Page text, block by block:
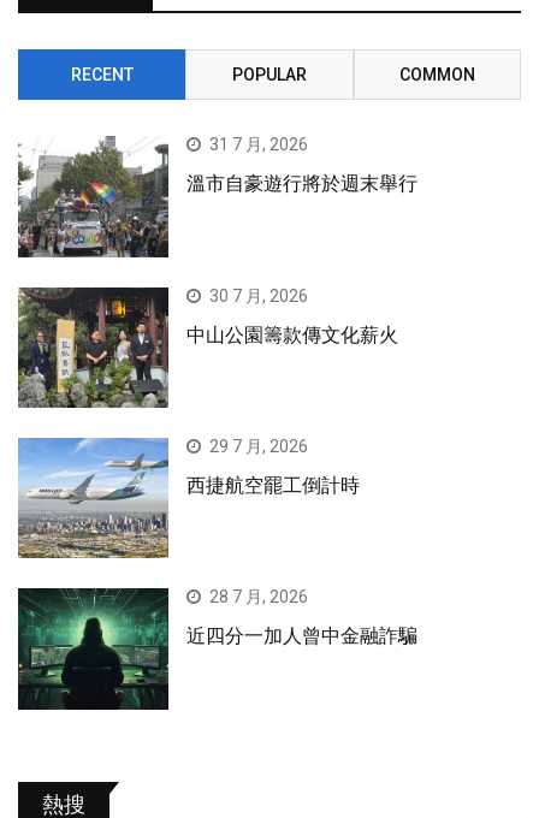
RECENT POPULAR COMMON
31 7 月, 2026
溫市自豪遊行將於週末舉行
30 7 月, 2026
中山公園籌款傳文化薪火
29 7 月, 2026
西捷航空罷工倒計時
28 7 月, 2026
近四分一加人曾中金融詐騙
熱搜